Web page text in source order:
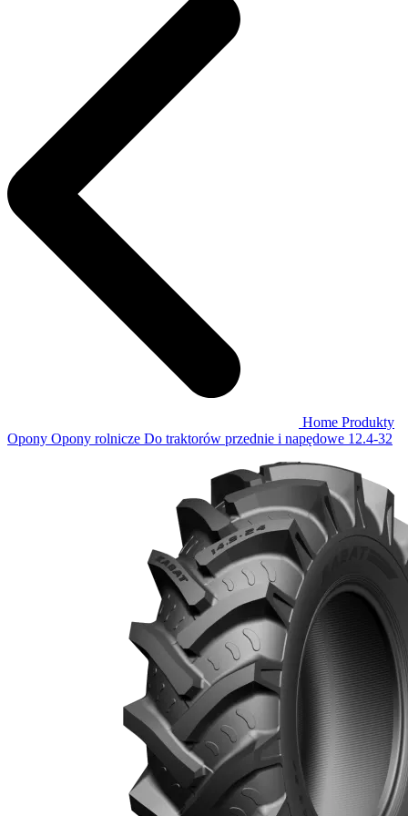
Home Produkty
Opony Opony rolnicze Do traktorów przednie i napędowe 12.4-32